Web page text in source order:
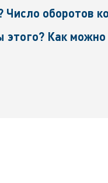
оборотов
Как